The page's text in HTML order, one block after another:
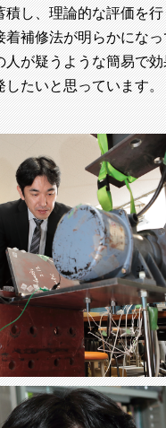
積し、理論的な評価を
着補修法が明らかにな
人が疑うような簡易で
したいと思っています。